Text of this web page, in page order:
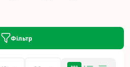
Фільтр